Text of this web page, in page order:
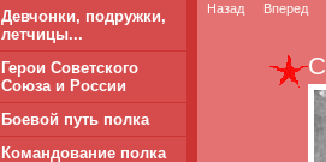
Девчонки, подружки,
летчицы...
Герои Советского
Союза и России
Боевой путь полка
Командование полка
Назад Вперед